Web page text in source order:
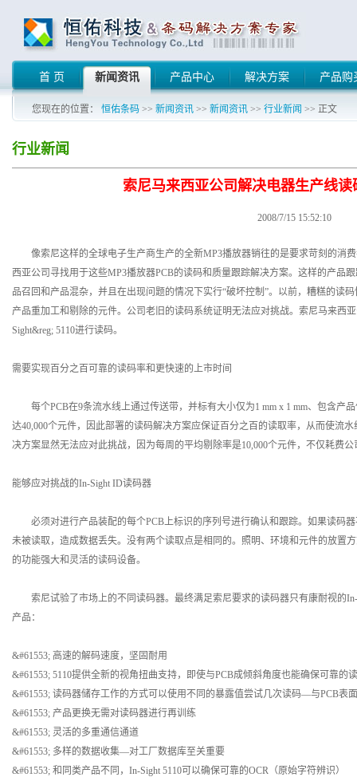
首 页 新闻资讯 产品中心 解决方案 产品购
您现在的位置： 恒佑条码 >> 新闻资讯 >> 新闻资讯 >> 行业新闻 >> 正文
行业新闻
索尼马来西亚公司解决电器生产线
2008/7/15 15:52:10
像索尼这样的全球电子生产商生产的全新MP3播放器销往的是要求苛刻的消
西亚公司寻找用于这些MP3播放器PCB的读码和质量跟踪解决方案。这样的产品
品召回和产品混杂，并且在出现问题的情况下实行“破坏控制”。以前，糟糕的读
产品重加工和剔除的元件。公司老旧的读码系统证明无法应对挑战。索尼马来西
Sight&reg; 5110进行读码。
需要实现百分之百可靠的读码率和更快速的上市时间
每个PCB在9条流水线上通过传送带，并标有大小仅为1 mm x 1 mm、包含产品
达40,000个元件，因此部署的读码解决方案应保证百分之百的读取率，从而使流
决方案显然无法应对此挑战，因为每周的平均剔除率是10,000个元件，不仅耗费
能够应对挑战的In-Sight ID读码器
必须对进行产品装配的每个PCB上标识的序列号进行确认和跟踪。如果读码
未被读取，造成数据丢失。没有两个读取点是相同的。照明、环境和元件的放置
的功能强大和灵活的读码设备。
索尼试验了市场上的不同读码器。最终满足索尼要求的读码器只有康耐视的In-
产品：
&#61553; 高速的解码速度，坚固耐用
&#61553; 5110提供全新的视角扭曲支持，即使与PCB成倾斜角度也能确保可靠的
&#61553; 读码器储存工作的方式可以使用不同的暴露值尝试几次读码—与PCB表
&#61553; 产品更换无需对读码器进行再训练
&#61553; 灵活的多重通信通道
&#61553; 多样的数据收集—对工厂数据库至关重要
&#61553; 和同类产品不同，In-Sight 5110可以确保可靠的OCR（原始字符辨识）